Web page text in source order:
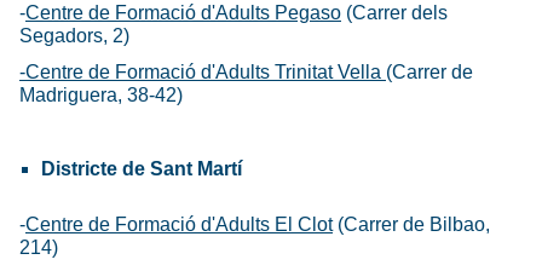
-Centre de Formació d'Adults Pegaso (Carrer dels
Segadors, 2)
-Centre de Formació d'Adults Trinitat Vella (Carrer de
Madriguera, 38-42)
Districte de Sant Martí
-Centre de Formació d'Adults El Clot(Carrer de Bilbao,
214)